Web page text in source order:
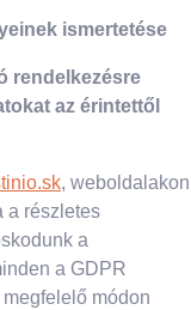
ismertetése
rendelkezésre
az érintettől
, weboldalakon
a részletes
a
a GDPR
módon